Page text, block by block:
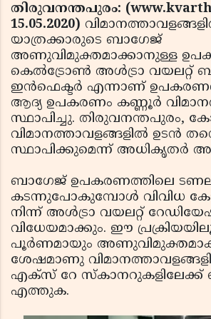
തിരുവനന്തപുരം:
15.05.2020)
യാത്രക്കാരുടെ ബാഗേജ്
അണുവിമുക്തമാക്കാനുള്ള
കെല്‍ട്രോണ്‍ അള്‍ട്രാ വയലറ്റ്
ഇന്‍ഫെക്ടര്‍ എന്നാണ്
ആദ്യ ഉപകരണം കണ്ണൂര്‍
സ്ഥാപിച്ചു. തിരുവനന്തപുരം,
വിമാനത്താവളങ്ങളില്‍ ഉടന്‍
സ്ഥാപിക്കുമെന്ന് അധികൃതര്‍
ബാഗേജ് ഉപകരണത്തിലെ
കടന്നുപോകുമ്പോള്‍ വിവിധ
നിന്ന് അള്‍ട്രാ വയലറ്റ്
വിധേയമാക്കും. ഈ
പൂര്‍ണമായും
ശേഷമാണു
എക്സ് റേ സ്‌കാനറുകളിലേക്ക്
എത്തുക.